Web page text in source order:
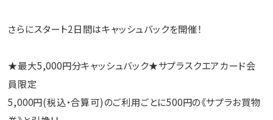
さらにスタート2日間はキャッシュバックを開催！
★最大5,000円分キャッシュバック★サプラスクエアカード会
員限定
5,000円(税込・合算可)のご利用ごとに500円の《サプラお買物